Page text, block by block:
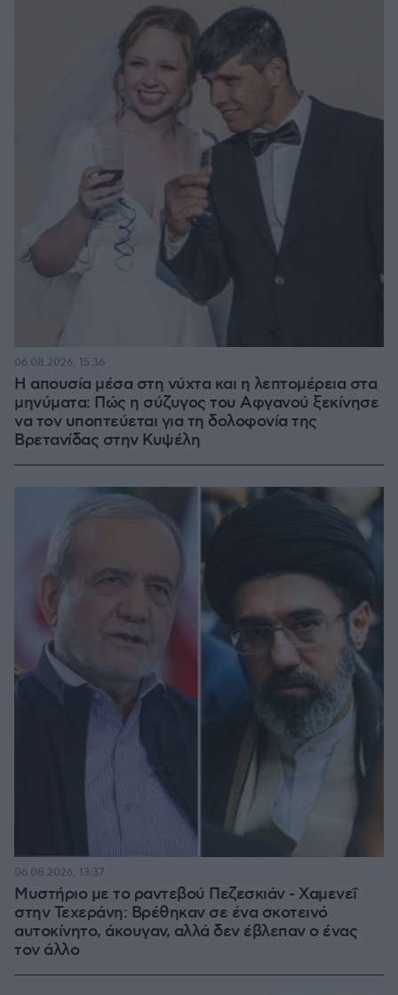
Η απουσία μέσα στη νύχτα και η λεπτομέρεια στα
μηνύματα: Πώς η σύζυγος του Αφγανού ξεκίνησε
να τον υποπτεύεται για τη δολοφονία της
Βρετανίδας στην Κυψέλη
06.08.2026, 15:36
Μυστήριο με το ραντεβού Πεζεσκιάν - Χαμενεΐ
στην Τεχεράνη: Βρέθηκαν σε ένα σκοτεινό
αυτοκίνητο, άκουγαν, αλλά δεν έβλεπαν ο ένας
τον άλλο
06.08.2026, 13:37